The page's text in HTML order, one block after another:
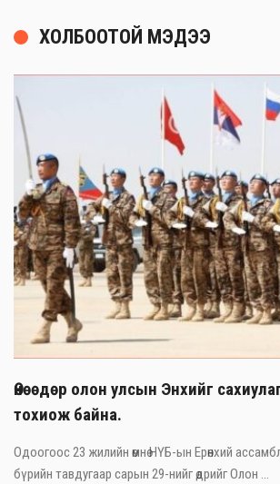
ХОЛБООТОЙ МЭДЭЭ
Өнөөдөр олон улсын Энхийг
тохиож байна.
Одоогоос 23 жилийн өмнө НҮБ-ын Ерөнхий
бүрийн тавдугаар сарын 29-нийг өдрийг Олон ...